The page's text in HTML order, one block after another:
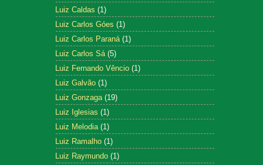
Luiz Caldas (1)
Luiz Carlos Góes (1)
Luiz Carlos Paraná (1)
Luiz Carlos Sá (5)
Luiz Fernando Vêncio (1)
Luiz Galvão (1)
Luiz Gonzaga (19)
Luiz Iglesias (1)
Luiz Melodia (1)
Luiz Ramalho (1)
Luiz Raymundo (1)